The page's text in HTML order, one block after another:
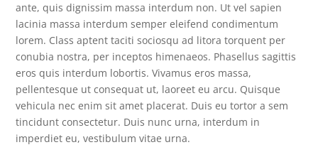
ante, quis dignissim massa interdum non. Ut vel sapien
lacinia massa interdum semper eleifend condimentum
lorem. Class aptent taciti sociosqu ad litora torquent per
conubia nostra, per inceptos himenaeos. Phasellus sagittis
eros quis interdum lobortis. Vivamus eros massa,
pellentesque ut consequat ut, laoreet eu arcu. Quisque
vehicula nec enim sit amet placerat. Duis eu tortor a sem
tincidunt consectetur. Duis nunc urna, interdum in
imperdiet eu, vestibulum vitae urna.